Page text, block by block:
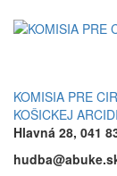
KOMISIA PRE
KOŠICKEJ
Hlavná 28, 041